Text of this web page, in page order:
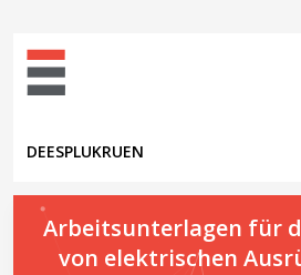
DEESPLUKRUEN
Arbeitsunterlagen für
von elektrischen